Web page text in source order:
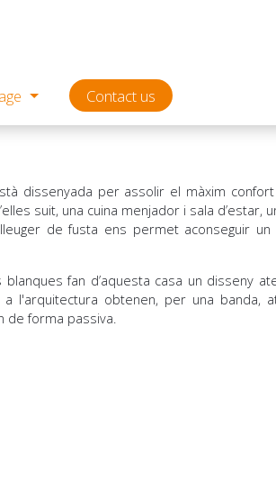
Contact us
dissenyada per assolir el màxim
suit, una cuina menjador i sala d’estar,
de fusta ens permet aconseguir un
fan d’aquesta casa un disseny
l'arquitectura obtenen, per una banda,
de forma passiva.